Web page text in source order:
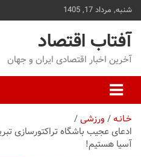
شنبه, مرداد 17, 1405
آفتاب اقتصاد
آخرین اخبار اقتصادی ایران و جهان
خـانـه ورزشی
ادعای عجیب باشگاه تراکتورسازی
آسیا هستیم!